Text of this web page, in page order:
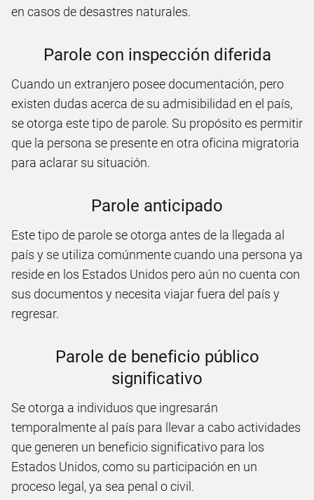
en casos de desastres naturales.
Parole con inspección diferida
Cuando un extranjero posee documentación, pero
existen dudas acerca de su admisibilidad en el país,
se otorga este tipo de parole. Su propósito es permitir
que la persona se presente en otra oficina migratoria
para aclarar su situación.
Parole anticipado
Este tipo de parole se otorga antes de la llegada al
país y se utiliza comúnmente cuando una persona ya
reside en los Estados Unidos pero aún no cuenta con
sus documentos y necesita viajar fuera del país y
regresar.
Parole de beneficio público
significativo
Se otorga a individuos que ingresarán
temporalmente al país para llevar a cabo actividades
que generen un beneficio significativo para los
Estados Unidos, como su participación en un
proceso legal, ya sea penal o civil.